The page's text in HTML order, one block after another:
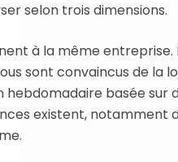
selon trois dimensions.
à la même entreprise.
sont convaincus de la
basée sur
existent, notamment